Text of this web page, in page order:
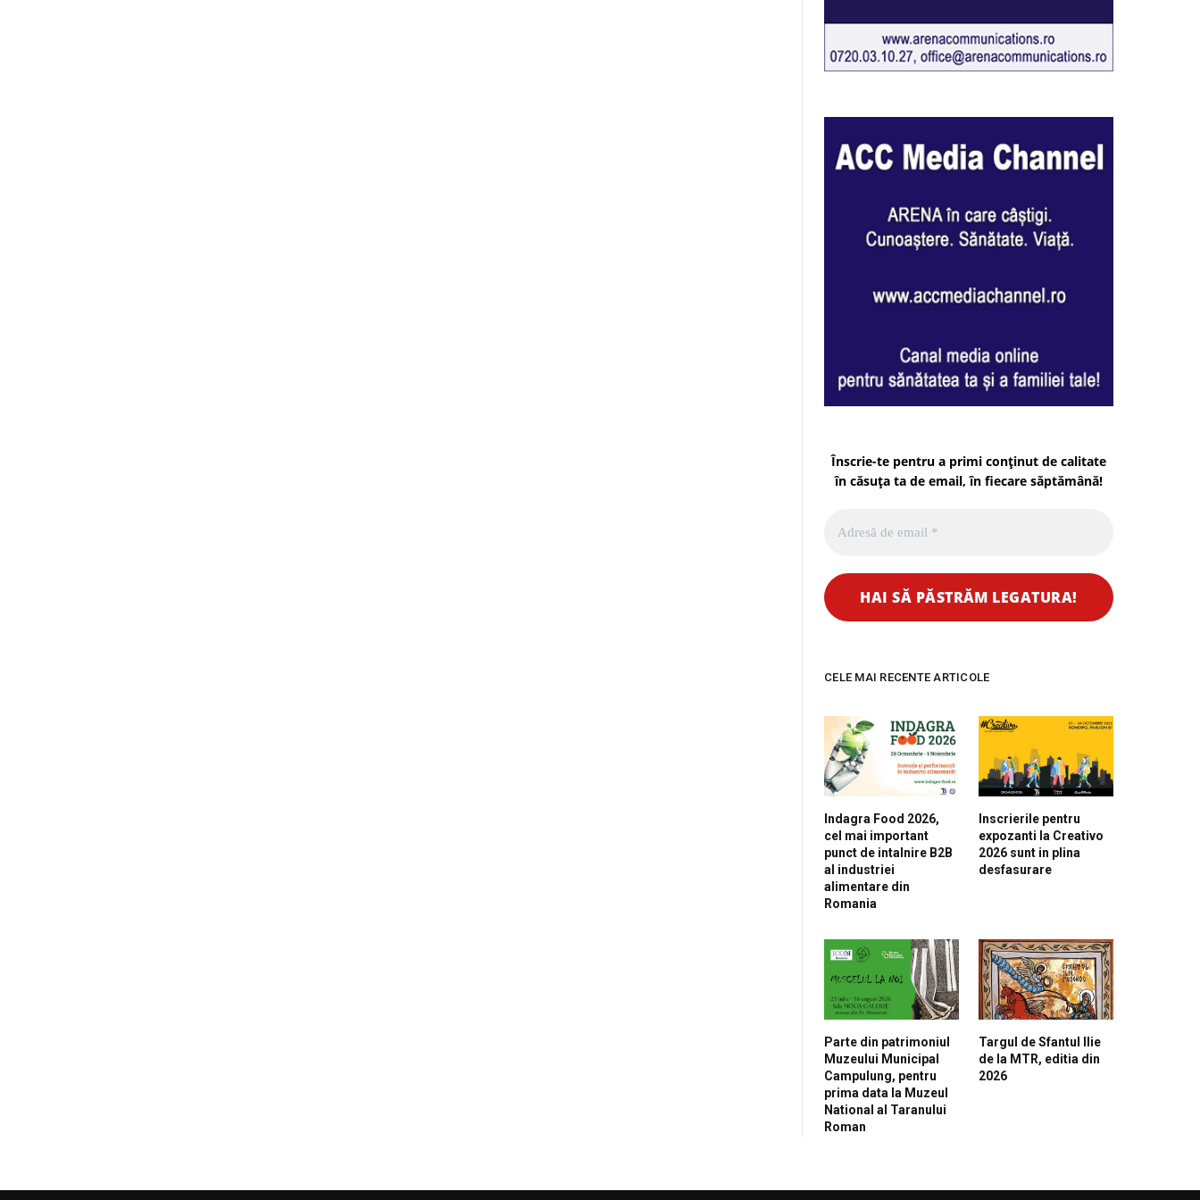
Înscrie-te pentru a primi conținut de calitate
în căsuța ta de email, în fiecare săptămână!
CELE MAI RECENTE ARTICOLE
Indagra Food 2026,
cel mai important
punct de intalnire B2B
al industriei
alimentare din
Romania
Inscrierile pentru
expozanti la Creativo
2026 sunt in plina
desfasurare
Parte din patrimoniul
Muzeului Municipal
Campulung, pentru
prima data la Muzeul
National al Taranului
Roman
Targul de Sfantul Ilie
de la MTR, editia din
2026